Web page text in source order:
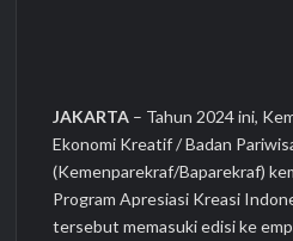
JAKARTA – Tahun 2024 ini,
Ekonomi Kreatif / Badan
(Kemenparekraf/Baparekraf)
Program Apresiasi Kreasi
tersebut memasuki edisi ke